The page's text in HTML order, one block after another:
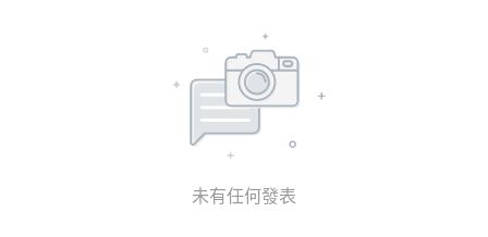
未有任何發表